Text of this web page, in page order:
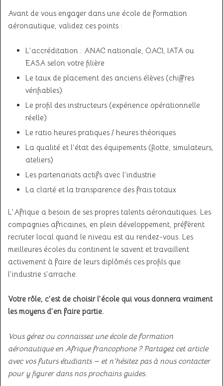
Avant de vous engager dans une école de formation
aéronautique, validez ces points :
L’accréditation : ANAC nationale, OACI, IATA ou
EASA selon votre filière
Le taux de placement des anciens élèves (chiffres
vérifiables)
Le profil des instructeurs (expérience opérationnelle
réelle)
Le ratio heures pratiques / heures théoriques
La qualité et l’état des équipements (flotte, simulateurs,
ateliers)
Les partenariats actifs avec l’industrie
La clarté et la transparence des frais totaux
L’Afrique a besoin de ses propres talents aéronautiques. Les
compagnies africaines, en plein développement, préfèrent
recruter local quand le niveau est au rendez-vous. Les
meilleures écoles du continent le savent et travaillent
activement à faire de leurs diplômés ces profils que
l’industrie s’arrache.
Votre rôle, c’est de choisir l’école qui vous donnera vraiment
les moyens d’en faire partie.
Vous gérez ou connaissez une école de formation
aéronautique en Afrique francophone ? Partagez cet article
avec vos futurs étudiants — et n’hésitez pas à nous contacter
pour y figurer dans nos prochains guides.